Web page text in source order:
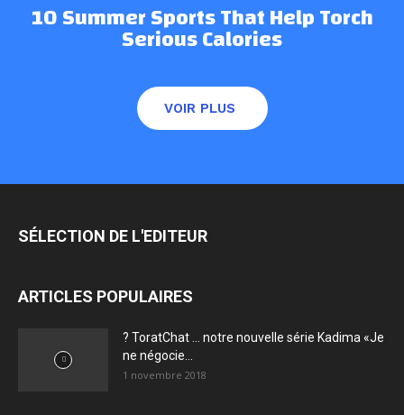
10 Summer Sports That Help Torch
Serious Calories
VOIR PLUS
SÉLECTION DE L'EDITEUR
ARTICLES POPULAIRES
? ToratChat … notre nouvelle série Kadima «Je
ne négocie...
1 novembre 2018